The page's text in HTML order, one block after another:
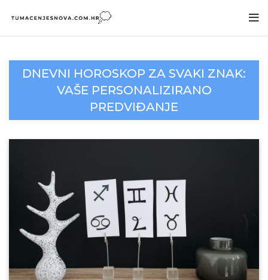
DNEVNI HOROSKOP ZA SVAKI ZNAK:
VAŠE PERSONALIZIRANO
PREDVIĐANJE